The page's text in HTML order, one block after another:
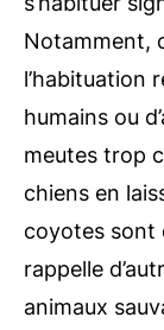
Notamment,
l’habituation
humains ou
meutes trop
chiens en
coyotes sont
rappelle
animaux